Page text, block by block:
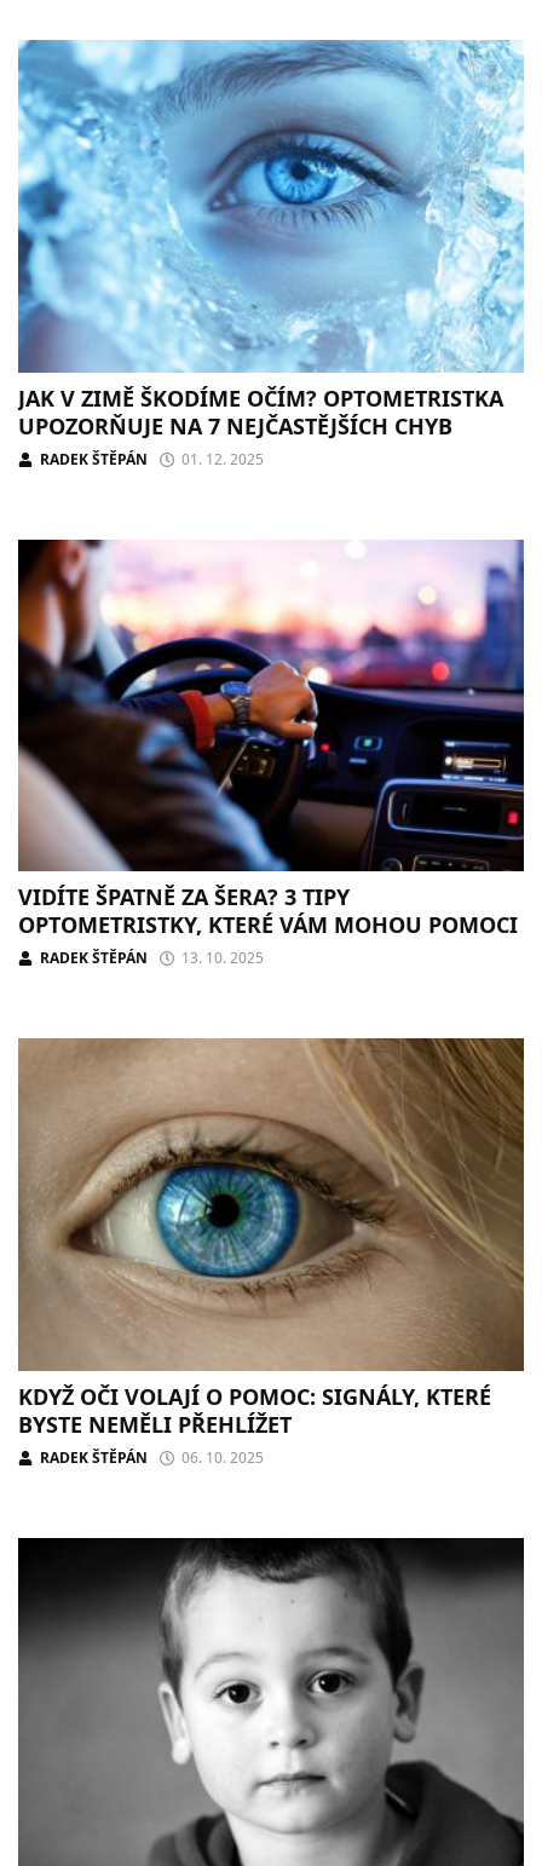
JAK V ZIMĚ ŠKODÍME OČÍM? OPTOMETRISTKA
UPOZORŇUJE NA 7 NEJČASTĚJŠÍCH CHYB
RADEK ŠTĚPÁN 01. 12. 2025
VIDÍTE ŠPATNĚ ZA ŠERA? 3 TIPY
OPTOMETRISTKY, KTERÉ VÁM MOHOU POMOCI
RADEK ŠTĚPÁN 13. 10. 2025
KDYŽ OČI VOLAJÍ O POMOC: SIGNÁLY, KTERÉ
BYSTE NEMĚLI PŘEHLÍŽET
RADEK ŠTĚPÁN 06. 10. 2025